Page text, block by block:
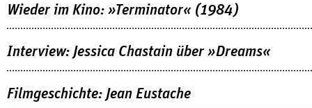
Wieder im Kino: »Terminator« (1984)
Interview: Jessica Chastain über »Dreams«
Filmgeschichte: Jean Eustache